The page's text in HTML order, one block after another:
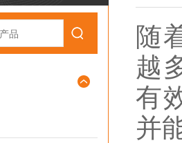
随
越
有
并